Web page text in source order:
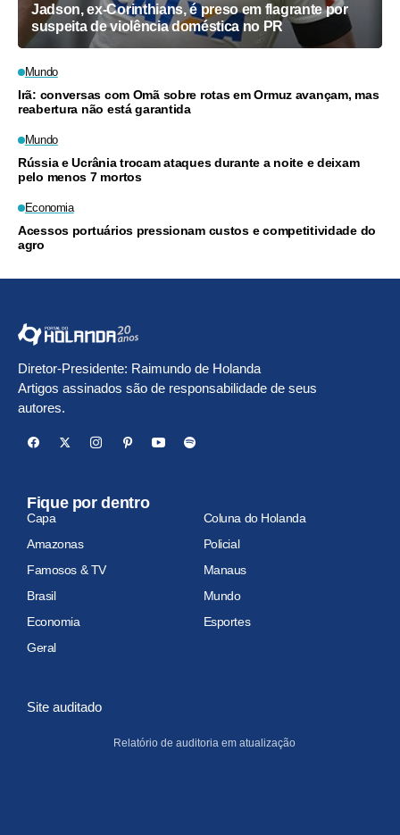
Jadson, ex-Corinthians, é preso em flagrante por
suspeita de violência doméstica no PR
Mundo
Irã: conversas com Omã sobre rotas em Ormuz avançam, mas
reabertura não está garantida
Mundo
Rússia e Ucrânia trocam ataques durante a noite e deixam
pelo menos 7 mortos
Economia
Acessos portuários pressionam custos e competitividade do
agro
Diretor-Presidente: Raimundo de Holanda
Artigos assinados são de responsabilidade de seus
autores.
Fique por dentro
Capa
Coluna do Holanda
Amazonas
Policial
Famosos & TV
Manaus
Brasil
Mundo
Economia
Esportes
Geral
Site auditado
Relatório de auditoria em atualização